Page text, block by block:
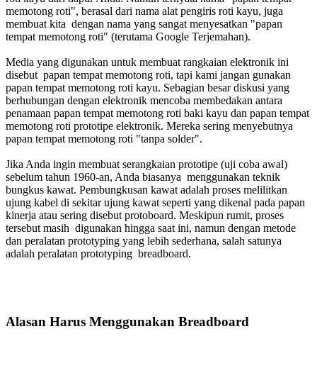
memotong roti", berasal dari nama alat pengiris roti kayu, juga
membuat kita dengan nama yang sangat menyesatkan "papan
tempat memotong roti" (terutama Google Terjemahan).
Media yang digunakan untuk membuat rangkaian elektronik ini
disebut papan tempat memotong roti, tapi kami jangan gunakan
papan tempat memotong roti kayu. Sebagian besar diskusi yang
berhubungan dengan elektronik mencoba membedakan antara
penamaan papan tempat memotong roti baki kayu dan papan tempat
memotong roti prototipe elektronik. Mereka sering menyebutnya
papan tempat memotong roti "tanpa solder".
Jika Anda ingin membuat serangkaian prototipe (uji coba awal)
sebelum tahun 1960-an, Anda biasanya menggunakan teknik
bungkus kawat. Pembungkusan kawat adalah proses melilitkan
ujung kabel di sekitar ujung kawat seperti yang dikenal pada papan
kinerja atau sering disebut protoboard. Meskipun rumit, proses
tersebut masih digunakan hingga saat ini, namun dengan metode
dan peralatan prototyping yang lebih sederhana, salah satunya
adalah peralatan prototyping breadboard.
Alasan Harus Menggunakan Breadboard